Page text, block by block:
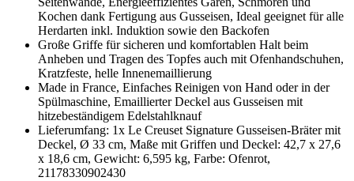
Kochen dank Fertigung aus Gusseisen, Ideal geeignet für alle
Herdarten inkl. Induktion sowie den Backofen
Große Griffe für sicheren und komfortablen Halt beim
Anheben und Tragen des Topfes auch mit Ofenhandschuhen,
Kratzfeste, helle Innenemaillierung
Made in France, Einfaches Reinigen von Hand oder in der
Spülmaschine, Emaillierter Deckel aus Gusseisen mit
hitzebeständigem Edelstahlknauf
Lieferumfang: 1x Le Creuset Signature Gusseisen-Bräter mit
Deckel, Ø 33 cm, Maße mit Griffen und Deckel: 42,7 x 27,6
x 18,6 cm, Gewicht: 6,595 kg, Farbe: Ofenrot,
21178330902430